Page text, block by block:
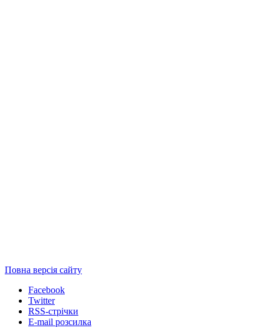
Повна версія сайту
Facebook
Twitter
RSS-стрічки
E-mail розсилка